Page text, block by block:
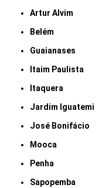
Artur Alvim
Belém
Guaianases
Itaim Paulista
Itaquera
Jardim Iguatemi
José Bonifácio
Mooca
Penha
Sapopemba